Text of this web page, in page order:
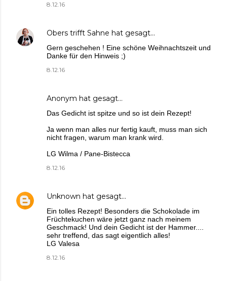
8.12.16
Obers trifft Sahne hat gesagt…
Gern geschehen ! Eine schöne Weihnachtszeit und
Danke für den Hinweis ;)
8.12.16
Anonym hat gesagt…
Das Gedicht ist spitze und so ist dein Rezept!
Ja wenn man alles nur fertig kauft, muss man sich
nicht fragen, warum man krank wird.
LG Wilma / Pane-Bistecca
8.12.16
Unknown hat gesagt…
Ein tolles Rezept! Besonders die Schokolade im
Früchtekuchen wäre jetzt ganz nach meinem
Geschmack! Und dein Gedicht ist der Hammer....
sehr treffend, das sagt eigentlich alles!
LG Valesa
8.12.16